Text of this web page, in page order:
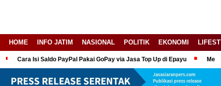
HOME INFO JATIM NASIONAL POLITIK EKONOMI
Cara Isi Saldo PayPal Pakai GoPay via Jasa Top Up di Epayu